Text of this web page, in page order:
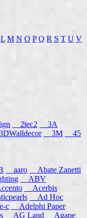
L M N O P Q R S T U V
2tec2
3A
3M
45
aaro
Abate Zanetti
ABV
Acerbis
Ad Hoc
c
Adelphi Paper
AG Land Agape